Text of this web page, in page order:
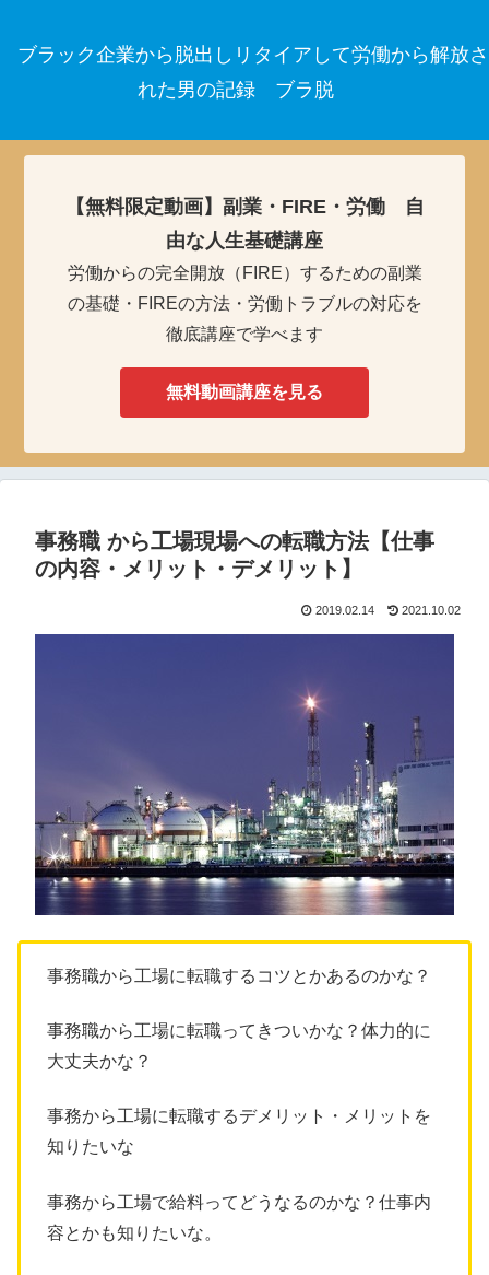
ブラック企業から脱出しリタイアして労働から解放さ
れた男の記録 ブラ脱
【無料限定動画】副業・FIRE・労働 自
由な人生基礎講座
労働からの完全開放（FIRE）するための副業
の基礎・FIREの方法・労働トラブルの対応を
徹底講座で学べます
無料動画講座を見る
事務職 から工場現場への転職方法【仕事
の内容・メリット・デメリット】
2019.02.14 2021.10.02
事務職から工場に転職するコツとかあるのかな？
事務職から工場に転職ってきついかな？体力的に
大丈夫かな？
事務から工場に転職するデメリット・メリットを
知りたいな
事務から工場で給料ってどうなるのかな？仕事内
容とかも知りたいな。